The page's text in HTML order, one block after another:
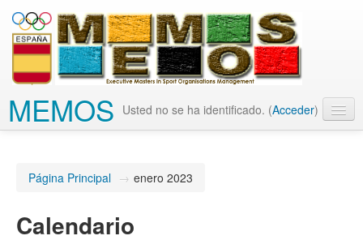
MEMOS Usted no se ha identificado. (Acceder)
Página Principal → enero 2023
Calendario